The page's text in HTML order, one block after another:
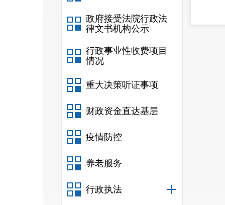
政府接受法院行政法
律文书机构公示
行政事业性收费项目
情况
重大决策听证事项
财政资金直达基层
疫情防控
养老服务
行政执法